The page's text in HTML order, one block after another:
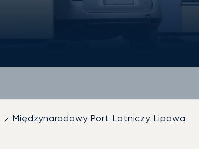
Międzynarodowy Port Lotniczy Lipawa